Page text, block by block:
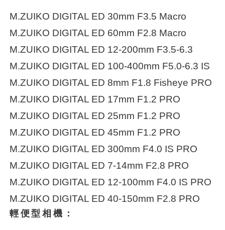
M.ZUIKO DIGITAL ED 30mm F3.5 Macro
M.ZUIKO DIGITAL ED 60mm F2.8 Macro
M.ZUIKO DIGITAL ED 12-200mm F3.5-6.3
M.ZUIKO DIGITAL ED 100-400mm F5.0-6.3 IS
M.ZUIKO DIGITAL ED 8mm F1.8 Fisheye PRO
M.ZUIKO DIGITAL ED 17mm F1.2 PRO
M.ZUIKO DIGITAL ED 25mm F1.2 PRO
M.ZUIKO DIGITAL ED 45mm F1.2 PRO
M.ZUIKO DIGITAL ED 300mm F4.0 IS PRO
M.ZUIKO DIGITAL ED 7-14mm F2.8 PRO
M.ZUIKO DIGITAL ED 12-100mm F4.0 IS PRO
M.ZUIKO DIGITAL ED 40-150mm F2.8 PRO
輕便型相機：